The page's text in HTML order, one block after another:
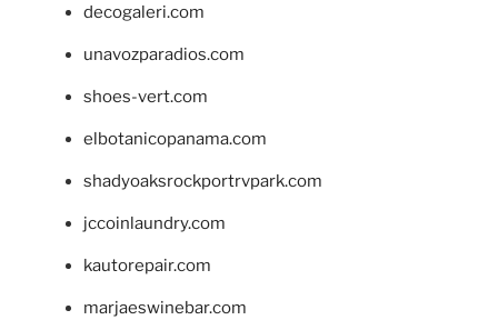
decogaleri.com
unavozparadios.com
shoes-vert.com
elbotanicopanama.com
shadyoaksrockportrvpark.com
jccoinlaundry.com
kautorepair.com
marjaeswinebar.com